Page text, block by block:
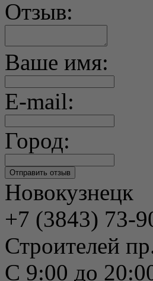
Отзыв:
Ваше имя:
E-mail:
Город:
Новокузнецк
+7 (3843) 73-
Строителей
С 9:00 до